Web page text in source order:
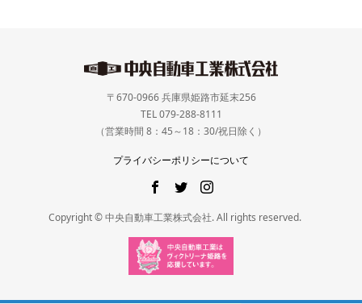
〒670-0966 兵庫県姫路市延末256
TEL 079-288-8111
（営業時間 8：45～18：30/祝日除く）
プライバシーポリシーについて
Copyright © 中央自動車工業株式会社. All rights reserved.